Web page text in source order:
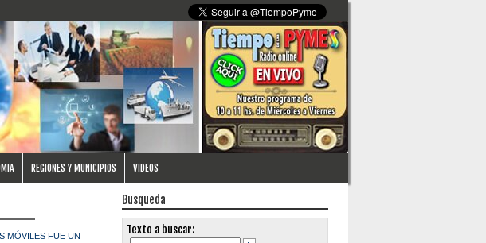
REGIONES Y MUNICIPIOS VIDEOS
MÓVILES FUE UN
Busqueda
Texto a buscar: